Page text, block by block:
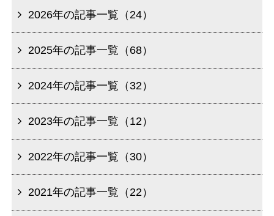
2026年の記事一覧（24）
2025年の記事一覧（68）
2024年の記事一覧（32）
2023年の記事一覧（12）
2022年の記事一覧（30）
2021年の記事一覧（22）